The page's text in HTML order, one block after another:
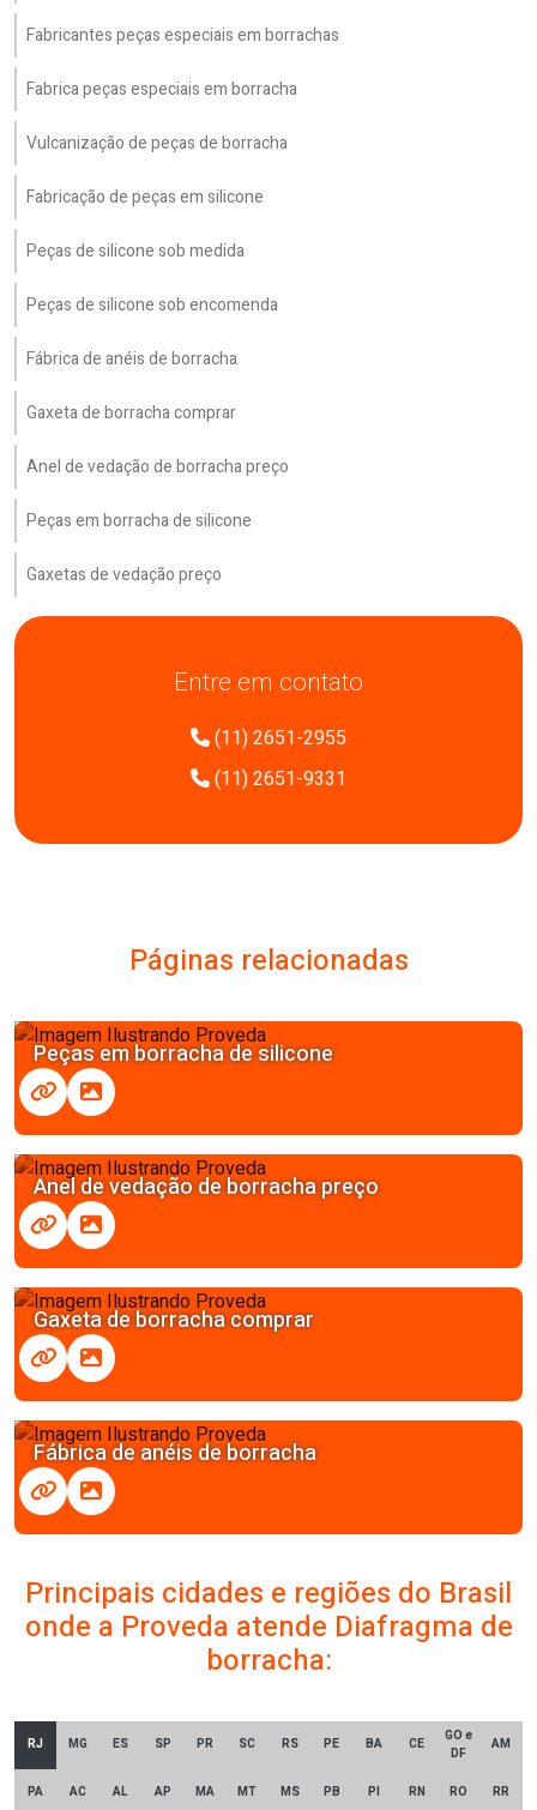
Fabricantes peças especiais em borrachas
Fabrica peças especiais em borracha
Vulcanização de peças de borracha
Fabricação de peças em silicone
Peças de silicone sob medida
Peças de silicone sob encomenda
Fábrica de anéis de borracha
Gaxeta de borracha comprar
Anel de vedação de borracha preço
Peças em borracha de silicone
Gaxetas de vedação preço
Entre em contato
(11) 2651-2955
(11) 2651-9331
Páginas relacionadas
Peças em borracha de silicone
Anel de vedação de borracha preço
Gaxeta de borracha comprar
Fábrica de anéis de borracha
Principais cidades e regiões do Brasil
onde a Proveda atende Diafragma de
borracha:
RJ MG ES SP PR SC RS PE BA CE
GO e
DF
AM
PA AC AL AP MA MT MS PB PI RN RO RR